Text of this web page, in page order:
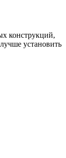
конструкций,
установить